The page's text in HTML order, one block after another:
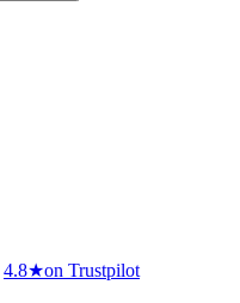
4.8★on Trustpilot